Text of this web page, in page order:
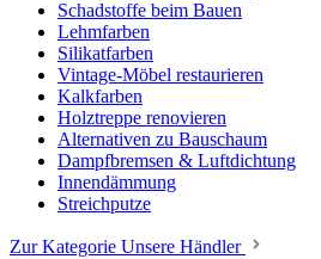
Schadstoffe beim Bauen
Lehmfarben
Silikatfarben
Vintage-Möbel restaurieren
Kalkfarben
Holztreppe renovieren
Alternativen zu Bauschaum
Dampfbremsen & Luftdichtung
Innendämmung
Streichputze
Zur Kategorie Unsere Händler